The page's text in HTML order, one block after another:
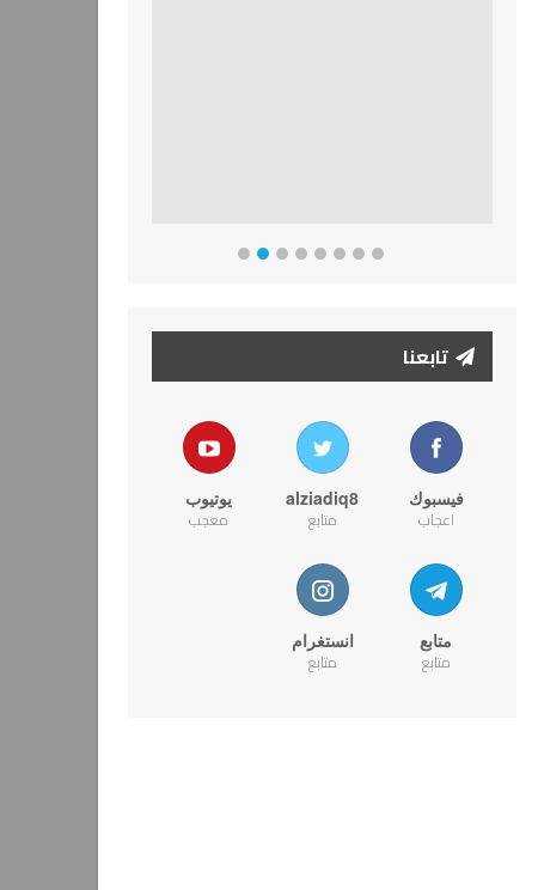
تابعنا
فيسبوك
اعجاب
alziadiq8
متابع
يوتيوب
معجب
متابع
متابع
انستغرام
متابع